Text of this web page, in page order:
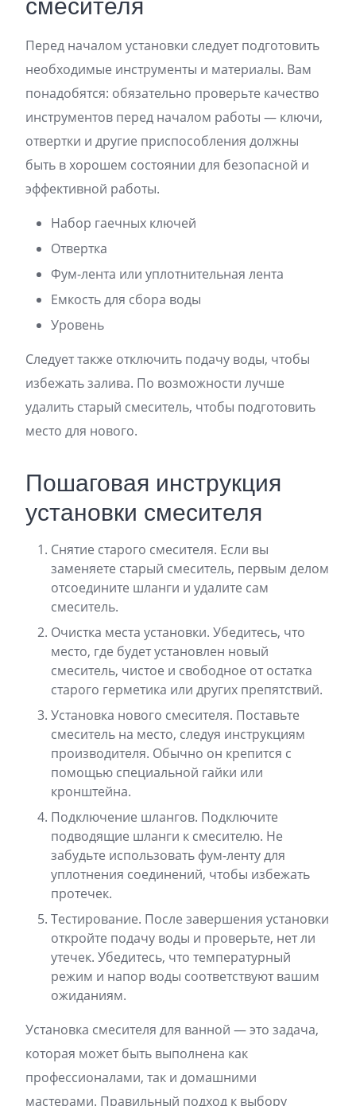
смесителя
Перед началом установки следует подготовить
необходимые инструменты и материалы. Вам
понадобятся: обязательно проверьте качество
инструментов перед началом работы — ключи,
отвертки и другие приспособления должны
быть в хорошем состоянии для безопасной и
эффективной работы.
Набор гаечных ключей
Отвертка
Фум-лента или уплотнительная лента
Емкость для сбора воды
Уровень
Следует также отключить подачу воды, чтобы
избежать залива. По возможности лучше
удалить старый смеситель, чтобы подготовить
место для нового.
Пошаговая инструкция
установки смесителя
Снятие старого смесителя. Если вы
заменяете старый смеситель, первым делом
отсоедините шланги и удалите сам
смеситель.
Очистка места установки. Убедитесь, что
место, где будет установлен новый
смеситель, чистое и свободное от остатка
старого герметика или других препятствий.
Установка нового смесителя. Поставьте
смеситель на место, следуя инструкциям
производителя. Обычно он крепится с
помощью специальной гайки или
кронштейна.
Подключение шлангов. Подключите
подводящие шланги к смесителю. Не
забудьте использовать фум-ленту для
уплотнения соединений, чтобы избежать
протечек.
Тестирование. После завершения установки
откройте подачу воды и проверьте, нет ли
утечек. Убедитесь, что температурный
режим и напор воды соответствуют вашим
ожиданиям.
Установка смесителя для ванной — это задача,
которая может быть выполнена как
профессионалами, так и домашними
мастерами. Правильный подход к выбору